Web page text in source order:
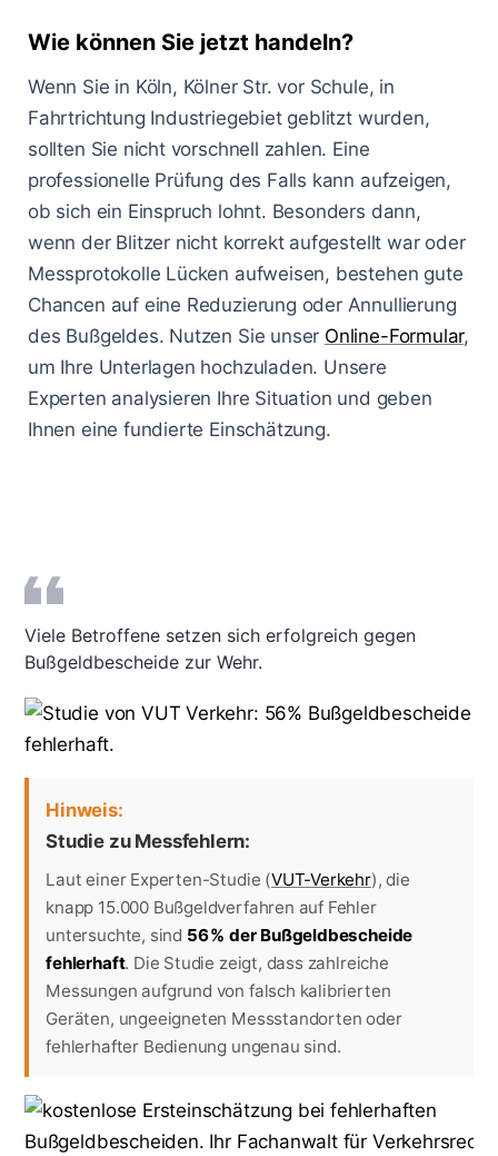
Wie können Sie jetzt handeln?
Wenn Sie in Köln, Kölner Str. vor Schule, in
Fahrtrichtung Industriegebiet geblitzt wurden,
sollten Sie nicht vorschnell zahlen. Eine
professionelle Prüfung des Falls kann aufzeigen,
ob sich ein Einspruch lohnt. Besonders dann,
wenn der Blitzer nicht korrekt aufgestellt war oder
Messprotokolle Lücken aufweisen, bestehen gute
Chancen auf eine Reduzierung oder Annullierung
des Bußgeldes. Nutzen Sie unser Online-Formular,
um Ihre Unterlagen hochzuladen. Unsere
Experten analysieren Ihre Situation und geben
Ihnen eine fundierte Einschätzung.
Viele Betroffene setzen sich erfolgreich gegen
Bußgeldbescheide zur Wehr.
Hinweis:
Studie zu Messfehlern:
Laut einer Experten-Studie (VUT-Verkehr), die
knapp 15.000 Bußgeldverfahren auf Fehler
untersuchte, sind 56 % der Bußgeldbescheide
fehlerhaft. Die Studie zeigt, dass zahlreiche
Messungen aufgrund von falsch kalibrierten
Geräten, ungeeigneten Messstandorten oder
fehlerhafter Bedienung ungenau sind.